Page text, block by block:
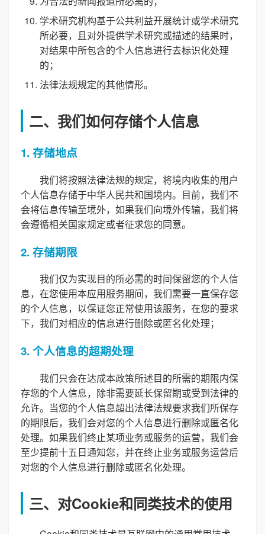
学术研究机构基于公共利益开展统计或学术研究
所必要，且对外提供学术研究或描述的结果时，
对结果中所包含的个人信息进行去标识化处理
的；
法律法规规定的其他情形。
二、我们如何存储个人信息
1. 存储地点
我们将按照法律法规的规定，将境内收集的用户
个人信息存储于中华人民共和国境内。目前，我们不
会将信息传输至境外，如果我们向境外传输，我们将
会遵循相关国家规定或者征求您的同意。
2. 存储期限
我们仅为实现目的所必需的时间保留您的个人信
息，在您使用本应用服务期间，我们需要一直保存您
的个人信息，以保证您正常使用该服务，在您的要求
下，我们对相应的信息进行删除或匿名化处理；
3. 个人信息的超期处理
我们只会在达成本政策所述目的所需的期限内保
存您的个人信息，除非需要延长保留期或受到法律的
允许。当您的个人信息超出法律法规要求我们所保存
的期限后，我们会对您的个人信息进行删除或匿名化
处理。如果我们终止某项业务或服务的运营，我们会
至少提前十五日通知您，并在终止业务或服务运营后
对您的个人信息进行删除或匿名化处理。
三、对Cookie和同类技术的使用